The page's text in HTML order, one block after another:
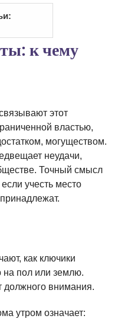
к чему
этот
властью,
могуществом.
неудачи,
Точный смысл
учесть место
как ключики
на пол или землю.
должного внимания.
утром означает: